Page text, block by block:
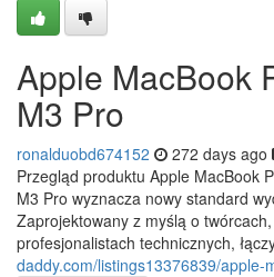
Apple MacBook
M3 Pro
ronalduobd674152 272 days ago
Przegląd produktu Apple MacBook
M3 Pro wyznacza nowy standard
Zaprojektowany z myślą o
profesjonalistach technicznych,
daddy.com/listings13376839/